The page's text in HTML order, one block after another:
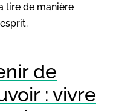
lire de manière
de
: vivre